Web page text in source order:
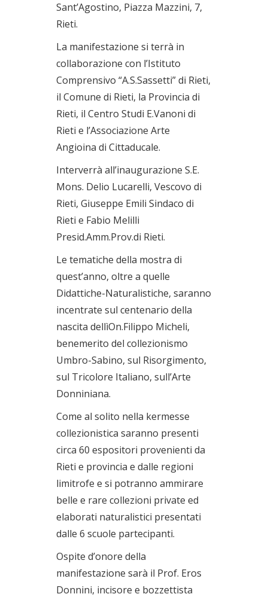
Sant’Agostino, Piazza Mazzini, 7,
Rieti.
La manifestazione si terrà in
collaborazione con l’Istituto
Comprensivo “A.S.Sassetti” di Rieti,
il Comune di Rieti, la Provincia di
Rieti, il Centro Studi E.Vanoni di
Rieti e l’Associazione Arte
Angioina di Cittaducale.
Interverrà all’inaugurazione S.E.
Mons. Delio Lucarelli, Vescovo di
Rieti, Giuseppe Emili Sindaco di
Rieti e Fabio Melilli
Presid.Amm.Prov.di Rieti.
Le tematiche della mostra di
quest’anno, oltre a quelle
Didattiche-Naturalistiche, saranno
incentrate sul centenario della
nascita dellìOn.Filippo Micheli,
benemerito del collezionismo
Umbro-Sabino, sul Risorgimento,
sul Tricolore Italiano, sull’Arte
Donniniana.
Come al solito nella kermesse
collezionistica saranno presenti
circa 60 espositori provenienti da
Rieti e provincia e dalle regioni
limitrofe e si potranno ammirare
belle e rare collezioni private ed
elaborati naturalistici presentati
dalle 6 scuole partecipanti.
Ospite d’onore della
manifestazione sarà il Prof. Eros
Donnini, incisore e bozzettista